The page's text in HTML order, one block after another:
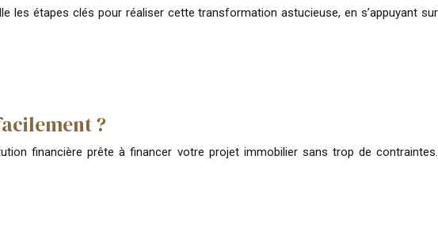
les étapes clés pour réaliser cette transformation astucieuse, en s’appuyant sur
?
financière prête à financer votre projet immobilier sans trop de contraintes.